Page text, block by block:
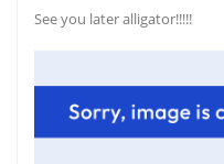
See you later alligator!!!!!